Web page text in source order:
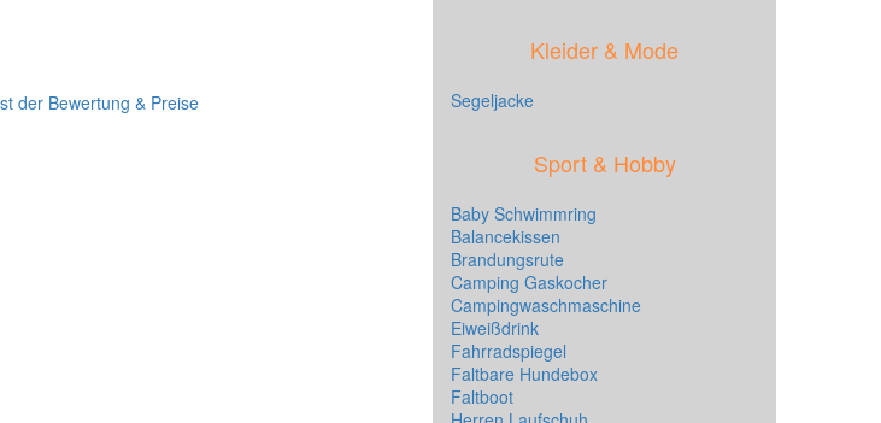
der Bewertung & Preise
Kleider & Mode
Segeljacke
Sport & Hobby
Baby Schwimmring
Balancekissen
Brandungsrute
Camping Gaskocher
Campingwaschmaschine
Eiweißdrink
Fahrradspiegel
Faltbare Hundebox
Faltboot